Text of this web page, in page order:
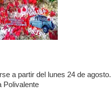
a partir del lunes 24 de agosto.
Polivalente